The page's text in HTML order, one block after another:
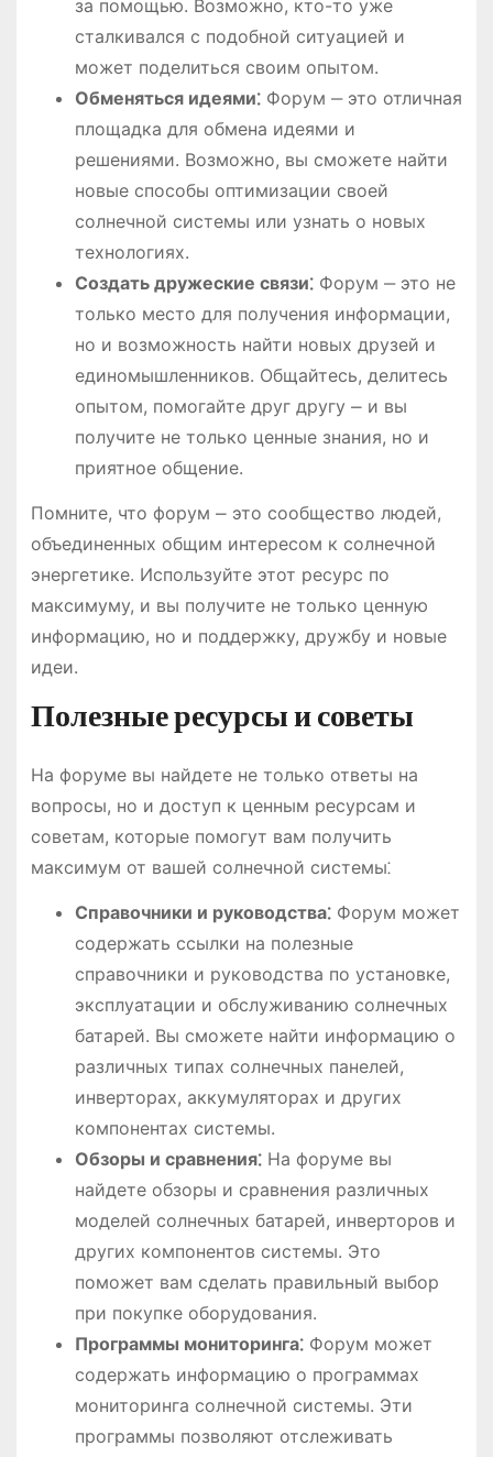
за помощью. Возможно, кто-то уже
сталкивался с подобной ситуацией и
может поделиться своим опытом.
Обменяться идеями⁚Форум ‒ это отличная
площадка для обмена идеями и
решениями. Возможно, вы сможете найти
новые способы оптимизации своей
солнечной системы или узнать о новых
технологиях.
Создать дружеские связи⁚Форум ‒ это не
только место для получения информации,
но и возможность найти новых друзей и
единомышленников. Общайтесь, делитесь
опытом, помогайте друг другу ⎼ и вы
получите не только ценные знания, но и
приятное общение.
Помните, что форум ⎼ это сообщество людей,
объединенных общим интересом к солнечной
энергетике. Используйте этот ресурс по
максимуму, и вы получите не только ценную
информацию, но и поддержку, дружбу и новые
идеи.
Полезные ресурсы и советы
На форуме вы найдете не только ответы на
вопросы, но и доступ к ценным ресурсам и
советам, которые помогут вам получить
максимум от вашей солнечной системы⁚
Справочники и руководства⁚Форум может
содержать ссылки на полезные
справочники и руководства по установке,
эксплуатации и обслуживанию солнечных
батарей. Вы сможете найти информацию о
различных типах солнечных панелей,
инверторах, аккумуляторах и других
компонентах системы.
Обзоры и сравнения⁚На форуме вы
найдете обзоры и сравнения различных
моделей солнечных батарей, инверторов и
других компонентов системы. Это
поможет вам сделать правильный выбор
при покупке оборудования.
Программы мониторинга⁚Форум может
содержать информацию о программах
мониторинга солнечной системы. Эти
программы позволяют отслеживать